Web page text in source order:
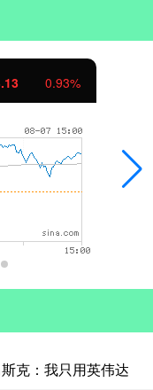
0.93%
克：我只用英伟达